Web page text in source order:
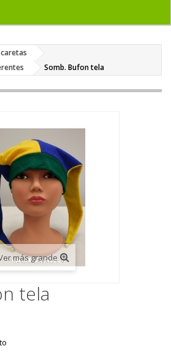
+
Somb. Bufon tela
más grande
tela